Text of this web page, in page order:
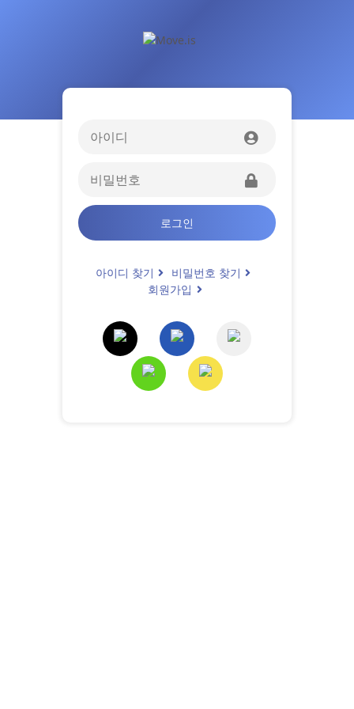
로그인
아이디 찾기
비밀번호 찾기
회원가입